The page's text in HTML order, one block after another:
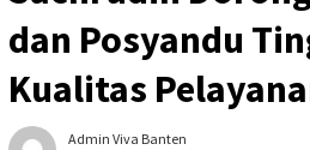
dan Posyandu
Kualitas
Admin Viva Banten